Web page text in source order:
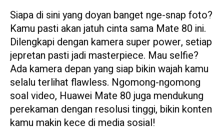
Siapa di sini yang doyan banget nge-snap foto?
Kamu pasti akan jatuh cinta sama Mate 80 ini.
Dilengkapi dengan kamera super power, setiap
jepretan pasti jadi masterpiece. Mau selfie?
Ada kamera depan yang siap bikin wajah kamu
selalu terlihat flawless. Ngomong-ngomong
soal video, Huawei Mate 80 juga mendukung
perekaman dengan resolusi tinggi, bikin konten
kamu makin kece di media sosial!